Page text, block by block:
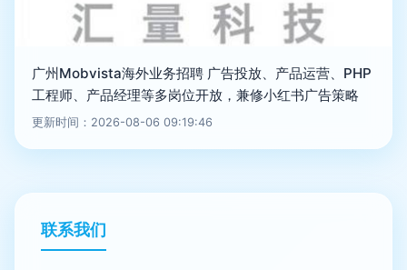
广州Mobvista海外业务招聘 广告投放、产品运营、PHP
工程师、产品经理等多岗位开放，兼修小红书广告策略
更新时间：2026-08-06 09:19:46
联系我们